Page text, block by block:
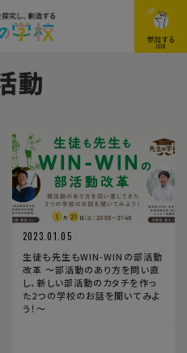
参加する
JOIN
動
2023.01.05
生徒も先生もWIN-WINの部活動
改革 〜部活動のあり方を問い直
し、新しい部活動のカタチを作っ
た2つの学校のお話を聞いてみよ
う！〜